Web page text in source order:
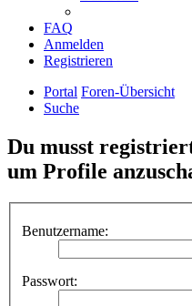
FAQ
Anmelden
Registrieren
Portal Foren-Übersicht
Suche
Du musst
um Profile
Benutzername:
Passwort: